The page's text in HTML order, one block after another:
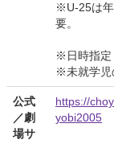
※U-25は年
要。
※日時指定
※未就学児
公式
／劇
場サ
https://
yobi2005